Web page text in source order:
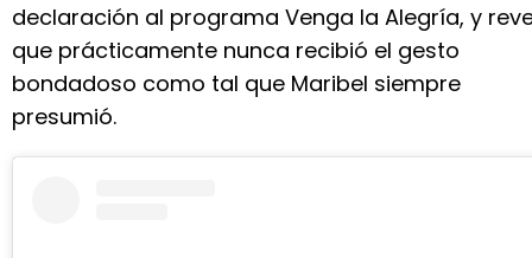
declaración al programa Venga la Alegría, y
que prácticamente nunca recibió el gesto
bondadoso como tal que Maribel siempre
presumió.